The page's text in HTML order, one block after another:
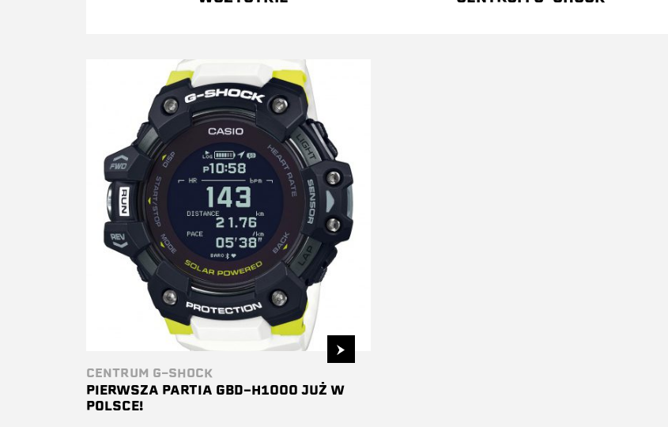
CENTRUM G-SHOCK
PIERWSZA PARTIA GBD-H1000 JUŻ W
POLSCE!